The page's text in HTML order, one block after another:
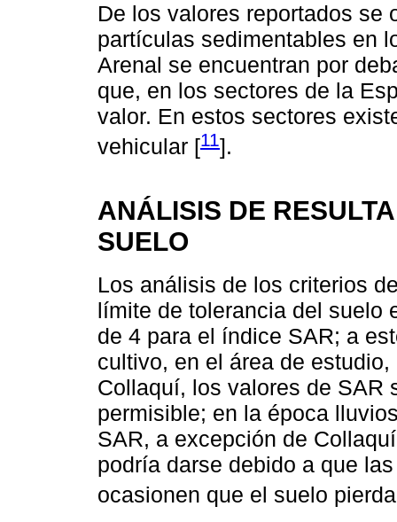
De los valores reportados se
partículas sedimentables en
Arenal se encuentran por
que, en los sectores de la
valor. En estos sectores
vehicular [11].
ANÁLISIS DE
SUELO
Los análisis de los criterios
límite de tolerancia del suelo
de 4 para el índice SAR; a
cultivo, en el área de
Collaquí, los valores de SAR
permisible; en la época
SAR, a excepción de
podría darse debido a que
ocasionen que el suelo